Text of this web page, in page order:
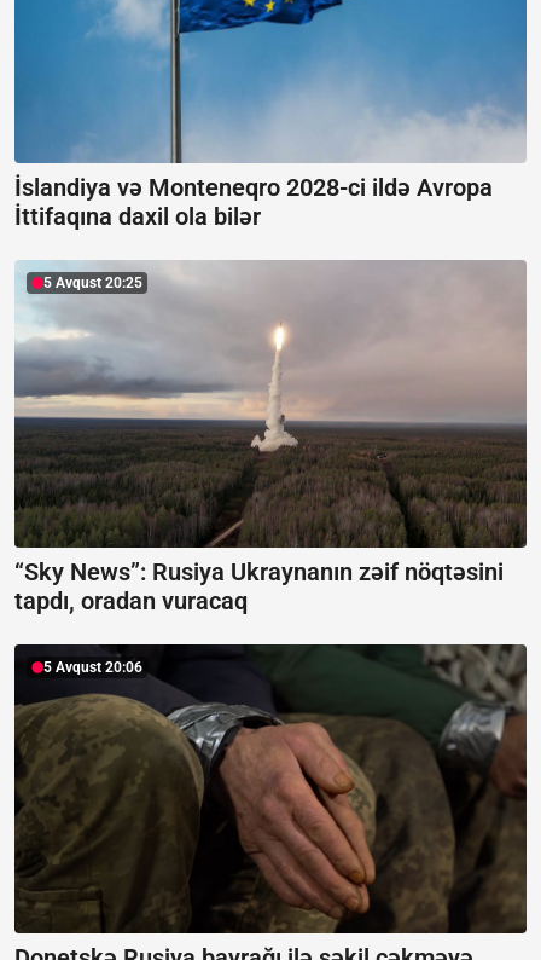
İslandiya və Monteneqro 2028-ci ildə Avropa
İttifaqına daxil ola bilər
5 Avqust 20:25
“Sky News”: Rusiya Ukraynanın zəif nöqtəsini
tapdı, oradan vuracaq
5 Avqust 20:06